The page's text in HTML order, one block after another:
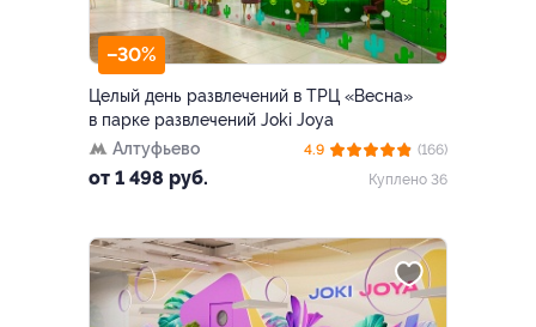
–30%
Целый день развлечений в ТРЦ «Весна»
в парке развлечений Joki Joya
Алтуфьево
от 1 498 руб.
4.9
(166)
Куплено 36